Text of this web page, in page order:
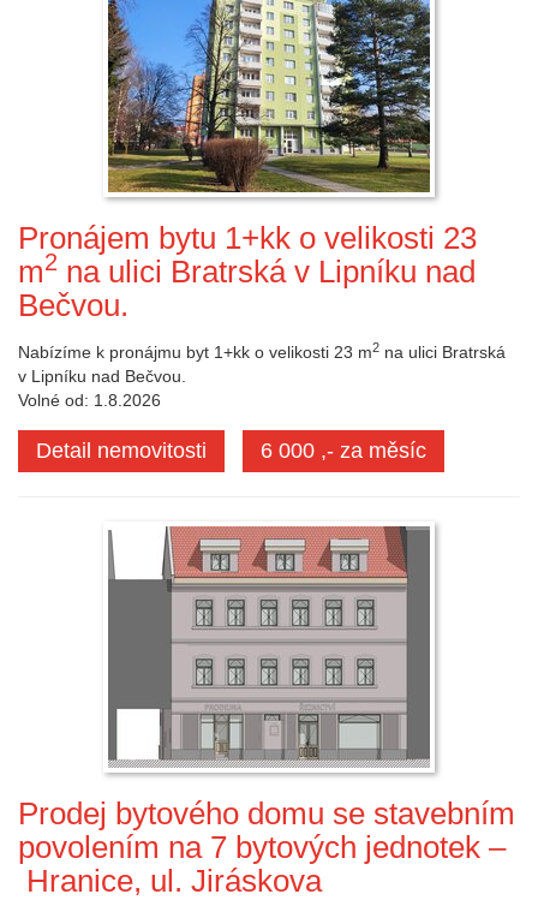
Pronájem bytu 1+kk o velikosti 23
m2 na ulici Bratrská v Lipníku nad
Bečvou.
Nabízíme k pronájmu byt 1+kk o velikosti 23 m2 na ulici Bratrská
v Lipníku nad Bečvou.
Volné od: 1.8.2026
Detail nemovitosti 6 000 ,- za měsíc
Prodej bytového domu se stavebním
povolením na 7 bytových jednotek –
Hranice, ul. Jiráskova